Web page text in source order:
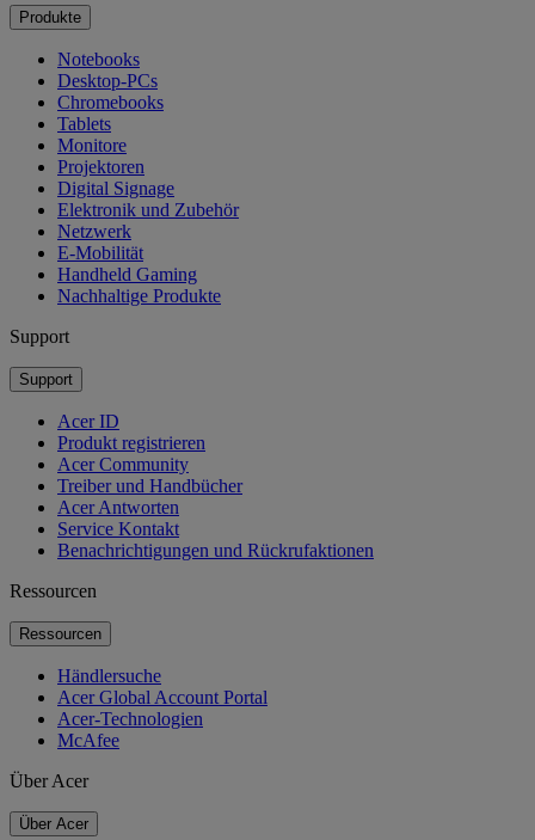
Produkte
Notebooks
Desktop-PCs
Chromebooks
Tablets
Monitore
Projektoren
Digital Signage
Elektronik und Zubehör
Netzwerk
E-Mobilität
Handheld Gaming
Nachhaltige Produkte
Support
Support
Acer ID
Produkt registrieren
Acer Community
Treiber und Handbücher
Acer Antworten
Service Kontakt
Benachrichtigungen und Rückrufaktionen
Ressourcen
Ressourcen
Händlersuche
Acer Global Account Portal
Acer-Technologien
McAfee
Über Acer
Über Acer